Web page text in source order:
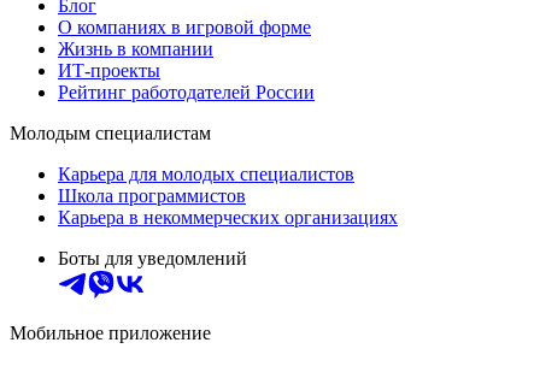
Блог
О компаниях в игровой форме
Жизнь в компании
ИТ-проекты
Рейтинг работодателей России
Молодым специалистам
Карьера для молодых специалистов
Школа программистов
Карьера в некоммерческих организациях
Боты для уведомлений
Мобильное приложение